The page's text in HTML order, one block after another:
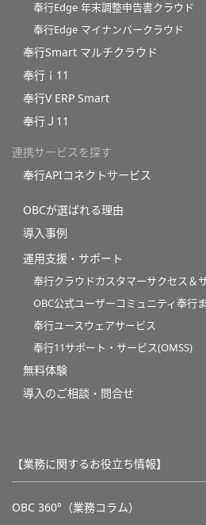
奉行Edge 年末調整申告書クラウド
奉行Edge マイナンバークラウド
奉行Smart マルチクラウド
奉行ｉ11
奉行V ERP Smart
奉行Ｊ11
連携サービスを探す
奉行APIコネクトサービス
OBCが選ばれる理由
導入事例
運用支援・サポート
奉行クラウドカスタマーサクセス＆
OBC公式ユーザーコミュニティ奉行
奉行ユースウェアサービス
奉行11サポート・サービス(OMSS)
無料体験
導入のご相談・問合せ
【業務に関するお役立ち情報】
OBC 360°（業務コラム）